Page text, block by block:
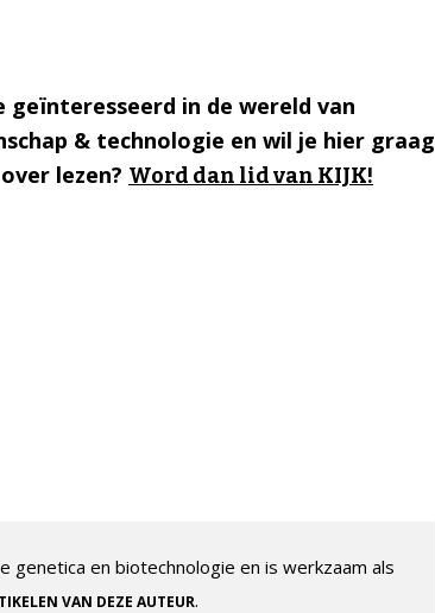
geïnteresseerd in de wereld van
& technologie en wil je hier graag
lezen? Word dan lid van KIJK!
genetica en biotechnologie en is werkzaam als
VAN DEZE AUTEUR.